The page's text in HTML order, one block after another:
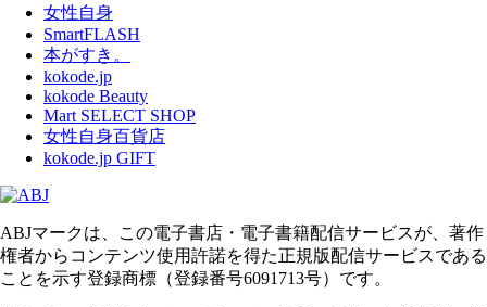
女性自身
SmartFLASH
本がすき。
kokode.jp
kokode Beauty
Mart SELECT SHOP
女性自身百貨店
kokode.jp GIFT
ABJマークは、この電子書店・電子書籍配信サービスが、著作
権者からコンテンツ使用許諾を得た正規版配信サービスである
ことを示す登録商標（登録番号6091713号）です。